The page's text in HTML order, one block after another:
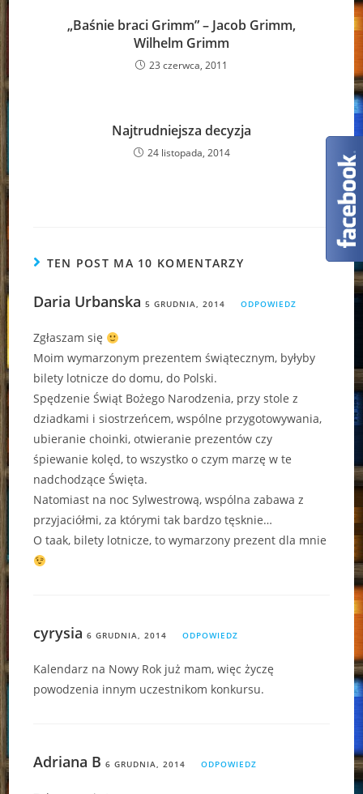
„Baśnie braci Grimm” – Jacob Grimm,
Wilhelm Grimm
23 czerwca, 2011
Najtrudniejsza decyzja
24 listopada, 2014
TEN POST MA 10 KOMENTARZY
Daria Urbanska 5 GRUDNIA, 2014 ODPOWIEDZ
Zgłaszam się
Moim wymarzonym prezentem świątecznym, byłyby
bilety lotnicze do domu, do Polski.
Spędzenie Świąt Bożego Narodzenia, przy stole z
dziadkami i siostrzeńcem, wspólne przygotowywania,
ubieranie choinki, otwieranie prezentów czy
śpiewanie kolęd, to wszystko o czym marzę w te
nadchodzące Święta.
Natomiast na noc Sylwestrową, wspólna zabawa z
przyjaciółmi, za którymi tak bardzo tęsknie…
O taak, bilety lotnicze, to wymarzony prezent dla mnie
cyrysia 6 GRUDNIA, 2014 ODPOWIEDZ
Kalendarz na Nowy Rok już mam, więc życzę
powodzenia innym uczestnikom konkursu.
Adriana B 6 GRUDNIA, 2014 ODPOWIEDZ